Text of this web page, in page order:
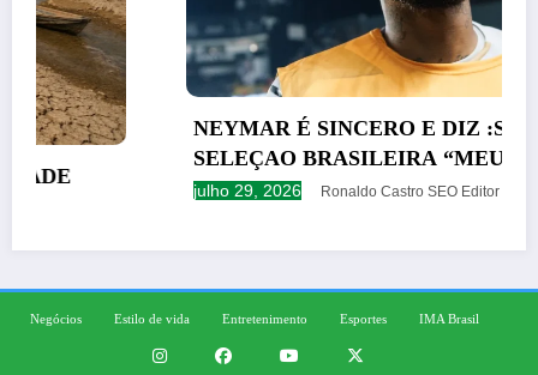
NEYMAR É SINCERO E DIZ :SOBRE
JA FOI”
Ronaldo Castro SEO Editor
Negócios Estilo de vida Entretenimento Esportes IMA Brasil